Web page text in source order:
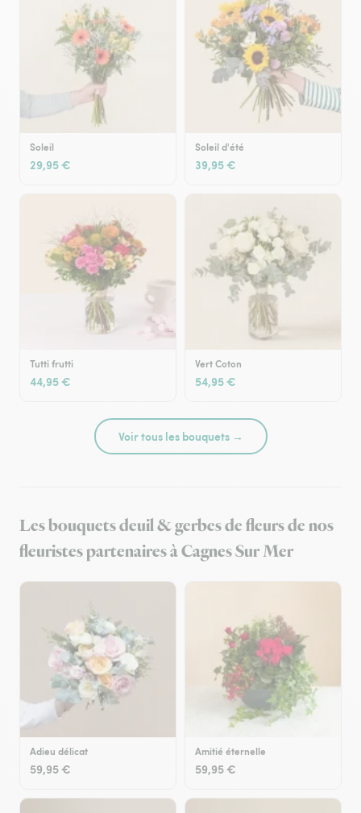
Soleil
29,95 €
Soleil d'été
39,95 €
Tutti frutti
44,95 €
Vert Coton
54,95 €
Voir tous les bouquets →
Les bouquets deuil & gerbes de fleurs de nos
fleuristes partenaires à Cagnes Sur Mer
Adieu délicat
59,95 €
Amitié éternelle
59,95 €